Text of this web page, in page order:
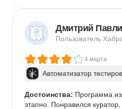
Дмитрий
Пользователь
4 марта
Автоматизатор
Достоинства: Программа
этапно. Понравился